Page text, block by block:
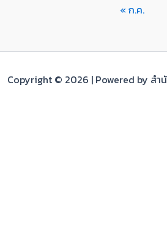
« ก.ค.
Copyright © 2026 | Powered by สำ